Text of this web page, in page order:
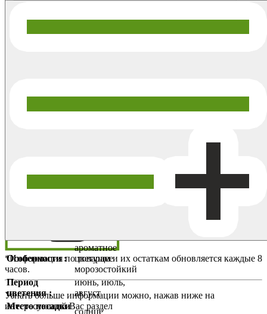
Особенности :
ароматное
цветущее
морозостойкий
Период
цветения :
июнь, июль,
август
Место посадки
солнце
*Информация по товарам и их остаткам обновляется каждые 8
часов.
Узнать больше информации можно, нажав ниже на
интересующий Вас раздел